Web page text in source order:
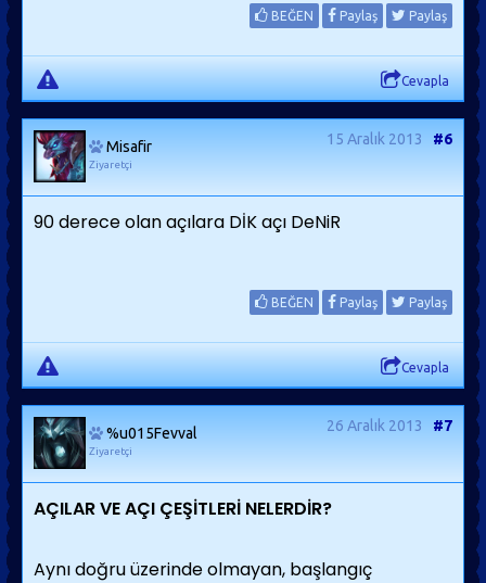
BEĞEN Paylaş Paylaş
Cevapla
Misafir
Ziyaretçi
15 Aralık 2013 #6
90 derece olan açılara DİK açı DeNiR
BEĞEN Paylaş Paylaş
Cevapla
%u015Fevval
Ziyaretçi
26 Aralık 2013 #7
AÇILAR VE AÇI ÇEŞİTLERİ NELERDİR?
Aynı doğru üzerinde olmayan, başlangıç